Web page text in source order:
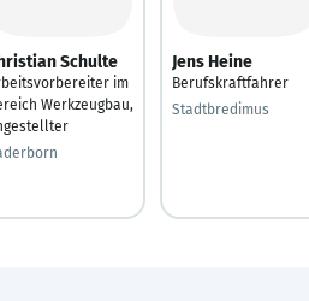
Schulte
im
Werkzeugbau,
Jens Heine
Berufskraftfahrer
Stadtbredimus